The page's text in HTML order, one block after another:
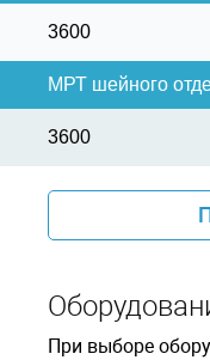
3600
МРТ шейного
3600
При выборе